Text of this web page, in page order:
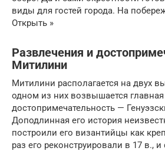
виды для гостей города. На
Открыть »
Развлечения и
Митилини
Митилини располагается на двух
одном из них возвышается главная
достопримечательность —
Доподлинная его история
построили его византийцы как
раз его реконструировали в 17 в., и